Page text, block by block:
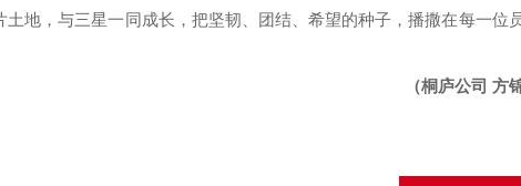
地，与三星一同成长，把坚韧、团结、希望的种子，播撒在每一位
（桐庐公司 方